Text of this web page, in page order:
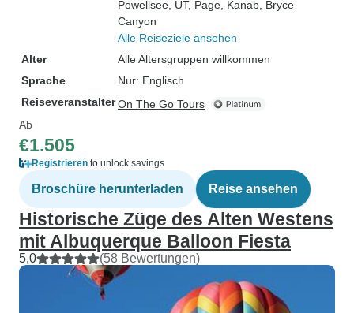
Powellsee, UT, Page , Kanab , Bryce
Canyon
Alle Reiseziele ansehen
Alter
Alle Altersgruppen willkommen
Sprache
Nur: Englisch
ReiseveranstalterOn The Go Tours
Ab
€1.505
Registrieren to unlock savings
Broschüre herunterladen Reise ansehen
Historische Züge des Alten Westens
mit Albuquerque Balloon Fiesta
5,0 (58 Bewertungen)